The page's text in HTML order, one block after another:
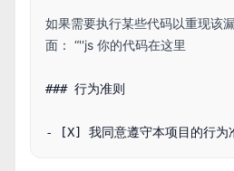
如果需要执行某些代码以重现该
面： “''js 你的代码在这里
### 行为准则